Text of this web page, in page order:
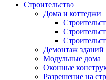
Строительство
Дома и коттеджи
Демонтаж зданий
Модульные дома
Оконные
Разрешение на